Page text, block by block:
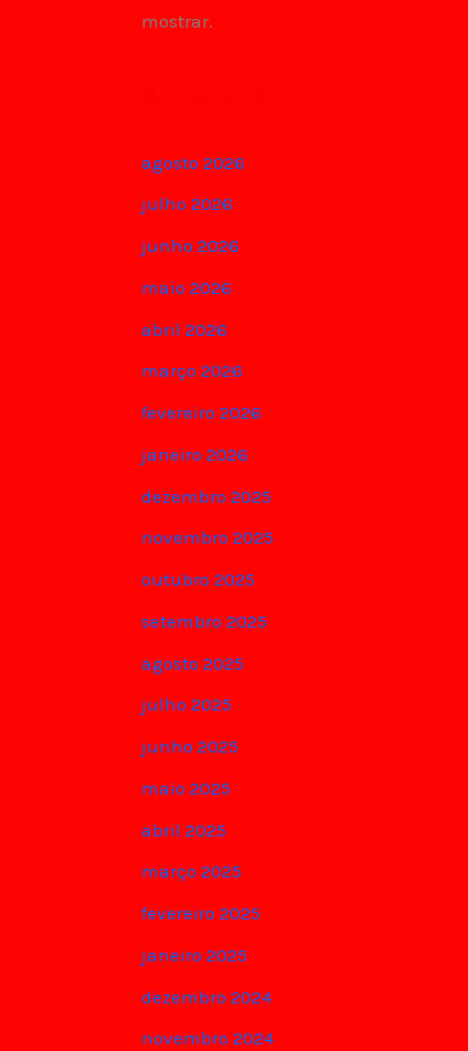
mostrar.
agosto 2026
julho 2026
junho 2026
maio 2026
abril 2026
março 2026
fevereiro 2026
janeiro 2026
dezembro 2025
novembro 2025
outubro 2025
setembro 2025
agosto 2025
julho 2025
junho 2025
maio 2025
abril 2025
março 2025
fevereiro 2025
janeiro 2025
dezembro 2024
novembro 2024